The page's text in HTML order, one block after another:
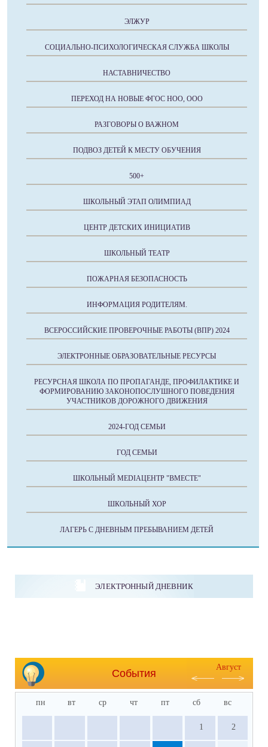
ЭЛЖУР
СОЦИАЛЬНО-ПСИХОЛОГИЧЕСКАЯ СЛУЖБА ШКОЛЫ
НАСТАВНИЧЕСТВО
ПЕРЕХОД НА НОВЫЕ ФГОС НОО, ООО
РАЗГОВОРЫ О ВАЖНОМ
ПОДВОЗ ДЕТЕЙ К МЕСТУ ОБУЧЕНИЯ
500+
ШКОЛЬНЫЙ ЭТАП ОЛИМПИАД
ЦЕНТР ДЕТСКИХ ИНИЦИАТИВ
ШКОЛЬНЫЙ ТЕАТР
ПОЖАРНАЯ БЕЗОПАСНОСТЬ
ИНФОРМАЦИЯ РОДИТЕЛЯМ.
ВСЕРОССИЙСКИЕ ПРОВЕРОЧНЫЕ РАБОТЫ (ВПР) 2024
ЭЛЕКТРОННЫЕ ОБРАЗОВАТЕЛЬНЫЕ РЕСУРСЫ
РЕСУРСНАЯ ШКОЛА ПО ПРОПАГАНДЕ, ПРОФИЛАКТИКЕ И
ФОРМИРОВАНИЮ ЗАКОНОПОСЛУШНОГО ПОВЕДЕНИЯ
УЧАСТНИКОВ ДОРОЖНОГО ДВИЖЕНИЯ
2024-ГОД СЕМЬИ
ГОД СЕМЬИ
ШКОЛЬНЫЙ MEDIAЦЕНТР "ВМЕСТЕ"
ШКОЛЬНЫЙ ХОР
ЛАГЕРЬ С ДНЕВНЫМ ПРЕБЫВАНИЕМ ДЕТЕЙ
ЭЛЕКТРОННЫЙ ДНЕВНИК
События
Август
пн вт ср чт пт сб вс
1 2